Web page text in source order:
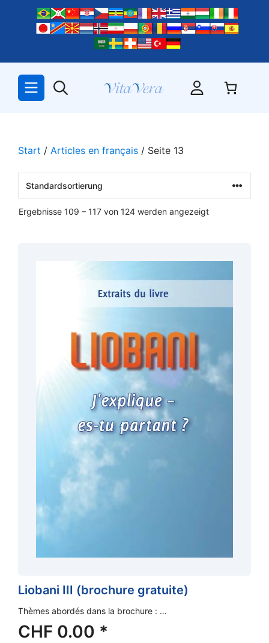
springen
Start / Articles en français / Seite 13
Ergebnisse 109 – 117 von 124 werden angezeigt
Liobani III (brochure gratuite)
Thèmes abordés dans la brochure : …
CHF 0.00 *